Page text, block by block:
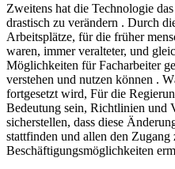
Zweitens hat die Technologie
drastisch zu verändern . Durch
Arbeitsplätze, für die früher
waren, immer veralteter, und
Möglichkeiten für Facharbeiter
verstehen und nutzen können .
fortgesetzt wird, Für die
Bedeutung sein, Richtlinien und
sicherstellen, dass diese
stattfinden und allen den Zugang
Beschäftigungsmöglichkeiten